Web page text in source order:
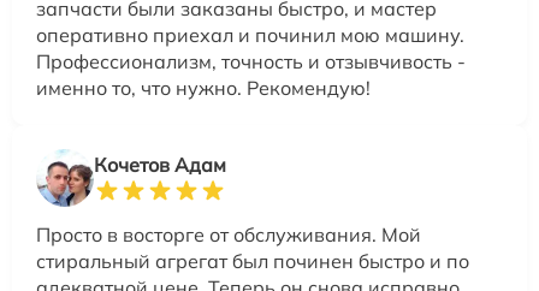
запчасти были заказаны быстро, и мастер
оперативно приехал и починил мою машину.
Профессионализм, точность и отзывчивость -
именно то, что нужно. Рекомендую!
Кочетов Адам
Просто в восторге от обслуживания. Мой
стиральный агрегат был починен быстро и по